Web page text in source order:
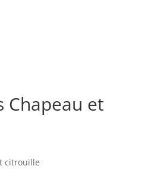
Chapeau et
citrouille